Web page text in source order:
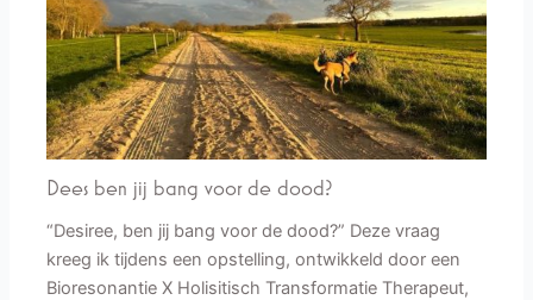
Dees ben jij bang voor de dood?
“Desiree, ben jij bang voor de dood?” Deze vraag
kreeg ik tijdens een opstelling, ontwikkeld door een
Bioresonantie X Holisitisch Transformatie Therapeut,